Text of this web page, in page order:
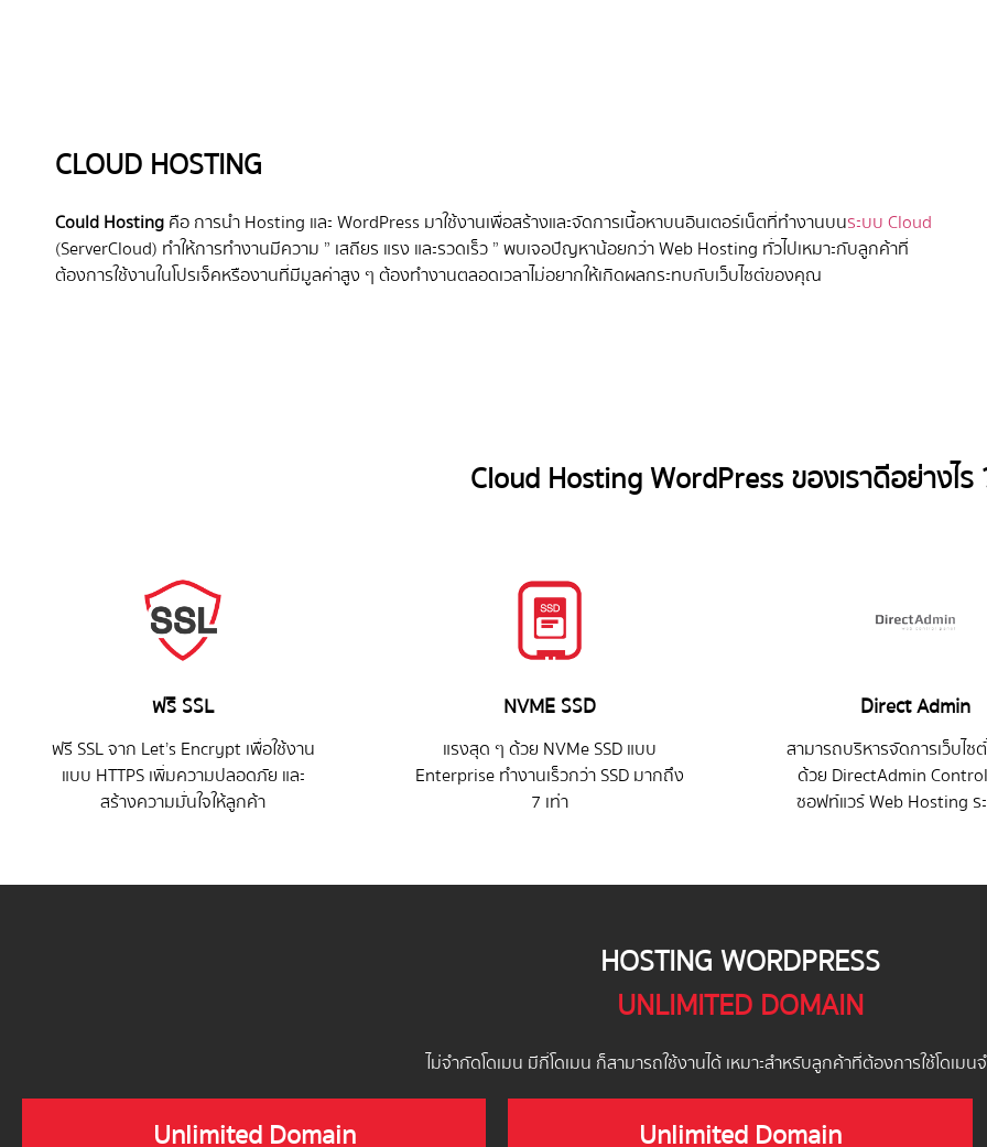
CLOUD HOSTING
Could Hostingคือ การนำ Hosting และ WordPress มาใช้งานเพื่อสร้างและจัดการเนื้อหาบนอินเตอร์เน็ตที่ทำงานบนระบบ Cloud
(ServerCloud) ทำให้การทำงานมีความ ” เสถียร แรง และรวดเร็ว ” พบเจอปัญหาน้อยกว่า Web Hosting ทั่วไปเหมาะกับลูกค้าที่
ต้องการใช้งานในโปรเจ็คหรืองานที่มีมูลค่าสูง ๆ ต้องทำงานตลอดเวลาไม่อยากให้เกิดผลกระทบกับเว็บไซต์ของคุณ
Cloud Hosting WordPress ของเราดีอย่างไร
ฟรี SSL
ฟรี SSL จาก Let’s Encrypt เพื่อใช้งาน
แบบ HTTPS เพิ่มความปลอดภัย และ
สร้างความมั่นใจให้ลูกค้า
NVME SSD
แรงสุด ๆ ด้วย NVMe SSD แบบ
Enterprise ทำงานเร็วกว่า SSD มากถึง
7 เท่า
Direct Admin
สามารถบริหารจัดการเว็บไซ
ด้วย DirectAdmin
ซอฟท์แวร์ Web Hosting ร
HOSTING WORDPRESS
UNLIMITED DOMAIN
ไม่จำกัดโดเมน มีกี่โดเมน ก็สามารถใช้งานได้ เหมาะสำหรับลูกค้าที่ต้องการใช้โดเม
Unlimited Domain Unlimited Domain